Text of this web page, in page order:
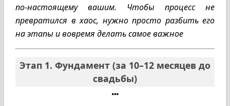
по-настоящему вашим. Чтобы процесс не
превратился в хаос, нужно просто разбить его
на этапы и вовремя делать самое важное
Этап 1. Фундамент (за 10–12 месяцев до
свадьбы)